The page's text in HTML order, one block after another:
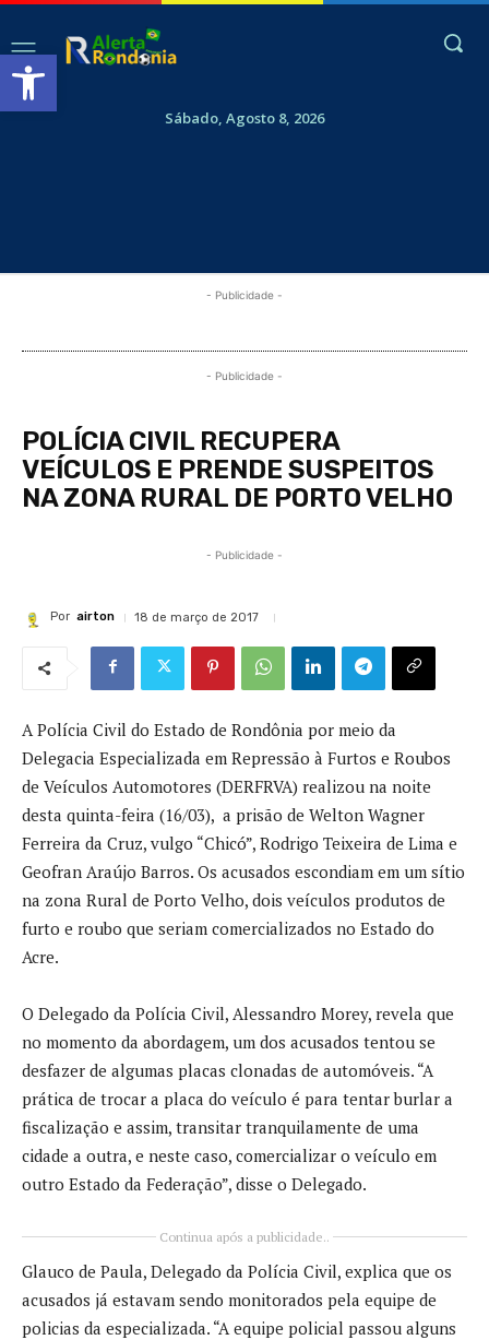
Abrir a barra de ferramentas
Sábado, Agosto 8, 2026
- Publicidade -
- Publicidade -
POLÍCIA CIVIL RECUPERA
VEÍCULOS E PRENDE SUSPEITOS
NA ZONA RURAL DE PORTO VELHO
- Publicidade -
Por airton 18 de março de 2017
A Polícia Civil do Estado de Rondônia por meio da
Delegacia Especializada em Repressão à Furtos e Roubos
de Veículos Automotores (DERFRVA) realizou na noite
desta quinta-feira (16/03), a prisão de Welton Wagner
Ferreira da Cruz, vulgo “Chicó”, Rodrigo Teixeira de Lima e
Geofran Araújo Barros. Os acusados escondiam em um sítio
na zona Rural de Porto Velho, dois veículos produtos de
furto e roubo que seriam comercializados no Estado do
Acre.
O Delegado da Polícia Civil, Alessandro Morey, revela que
no momento da abordagem, um dos acusados tentou se
desfazer de algumas placas clonadas de automóveis. “A
prática de trocar a placa do veículo é para tentar burlar a
fiscalização e assim, transitar tranquilamente de uma
cidade a outra, e neste caso, comercializar o veículo em
outro Estado da Federação”, disse o Delegado.
Continua após a publicidade..
Glauco de Paula, Delegado da Polícia Civil, explica que os
acusados já estavam sendo monitorados pela equipe de
policias da especializada. “A equipe policial passou alguns